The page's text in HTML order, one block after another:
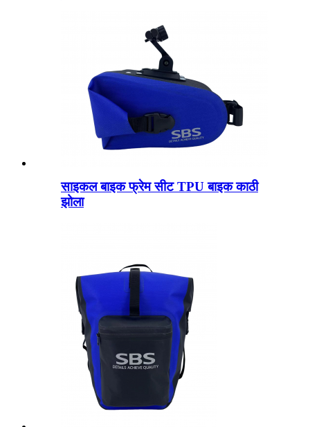
साइकल बाइक फ्रेम सीट TPU बाइक काठी
झोला